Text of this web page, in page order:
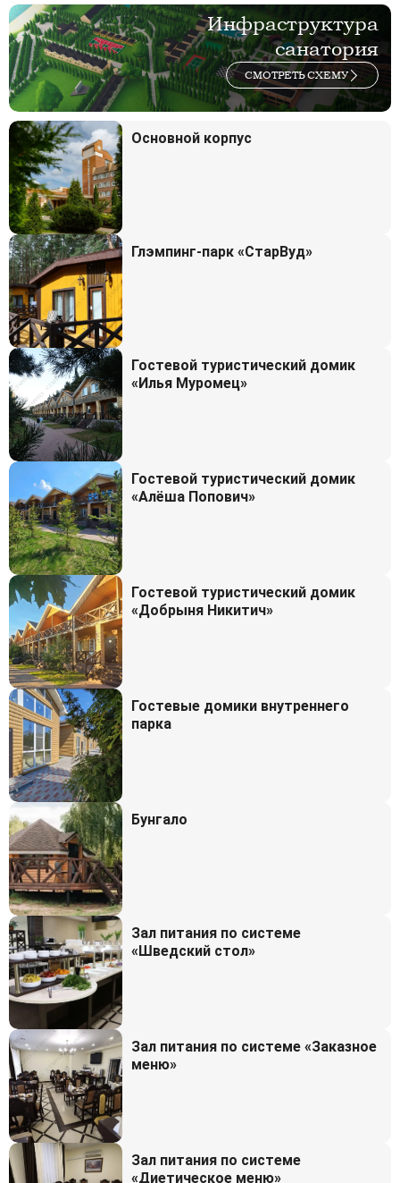
Инфраструктура
санатория
СМОТРЕТЬ СХЕМУ
Основной корпус
Глэмпинг-парк «СтарВуд»
Гостевой туристический домик
«Илья Муромец»
Гостевой туристический домик
«Алёша Попович»
Гостевой туристический домик
«Добрыня Никитич»
Гостевые домики внутреннего
парка
Бунгало
Зал питания по системе
«Шведский стол»
Зал питания по системе «Заказное
меню»
Зал питания по системе
«Диетическое меню»